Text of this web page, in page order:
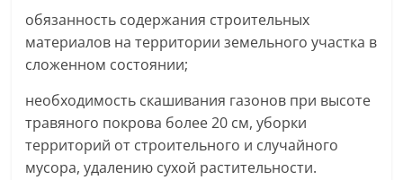
обязанность содержания строительных
материалов на территории земельного участка в
сложенном состоянии;
необходимость скашивания газонов при высоте
травяного покрова более 20 см, уборки
территорий от строительного и случайного
мусора, удалению сухой растительности.